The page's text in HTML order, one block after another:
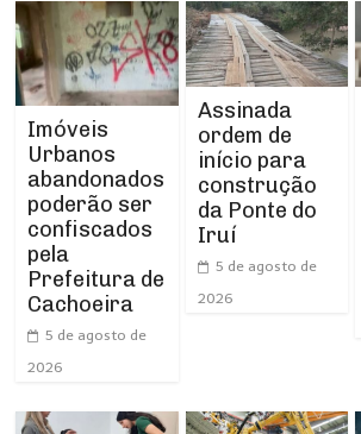
Imóveis
Urbanos
abandonados
poderão ser
confiscados
pela
Prefeitura de
Cachoeira
5 de agosto de
2026
Assinada
ordem de
início para
construção
da Ponte do
Iruí
5 de agosto de
2026